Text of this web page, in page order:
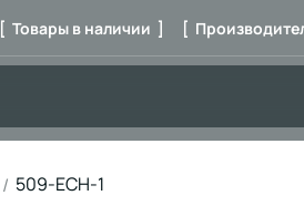
[ Товары в наличии ] [
509-ECH-1